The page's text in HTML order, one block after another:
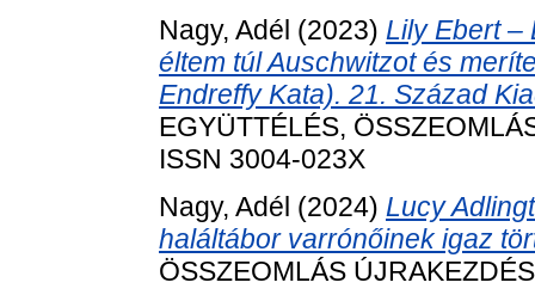
Nagy, Adél (2023) Lily Ebert –
éltem túl Auschwitzot és
Endreffy Kata). 21. Század
EGYÜTTÉLÉS,
ISSN 3004-023X
Nagy, Adél (2024) Lucy
haláltábor varrónőinek igaz
ÖSSZEOMLÁS